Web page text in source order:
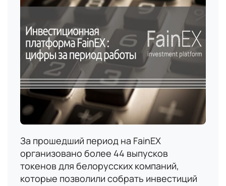
За прошедший период на FainEX
организовано более 44 выпусков
токенов для белорусских компаний,
которые позволили собрать инвестиций